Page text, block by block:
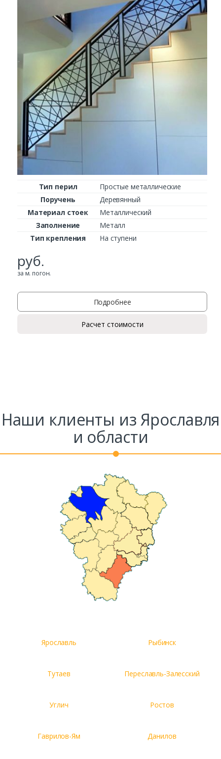
Заказать
Ваше имя*
Ваш телефон*
Комментарий к заказу
Тип перил
Простые металлические
Поручень
Деревянный
Материал стоек
Металлический
Заполнение
Металл
Тип крепления
На ступени
руб.
за м. погон.
Подробнее
Расчет стоимости
Наши клиенты из Ярославля
и области
Ярославль Рыбинск
Тутаев Переславль-Залесский
Углич Ростов
Гаврилов-Ям Данилов